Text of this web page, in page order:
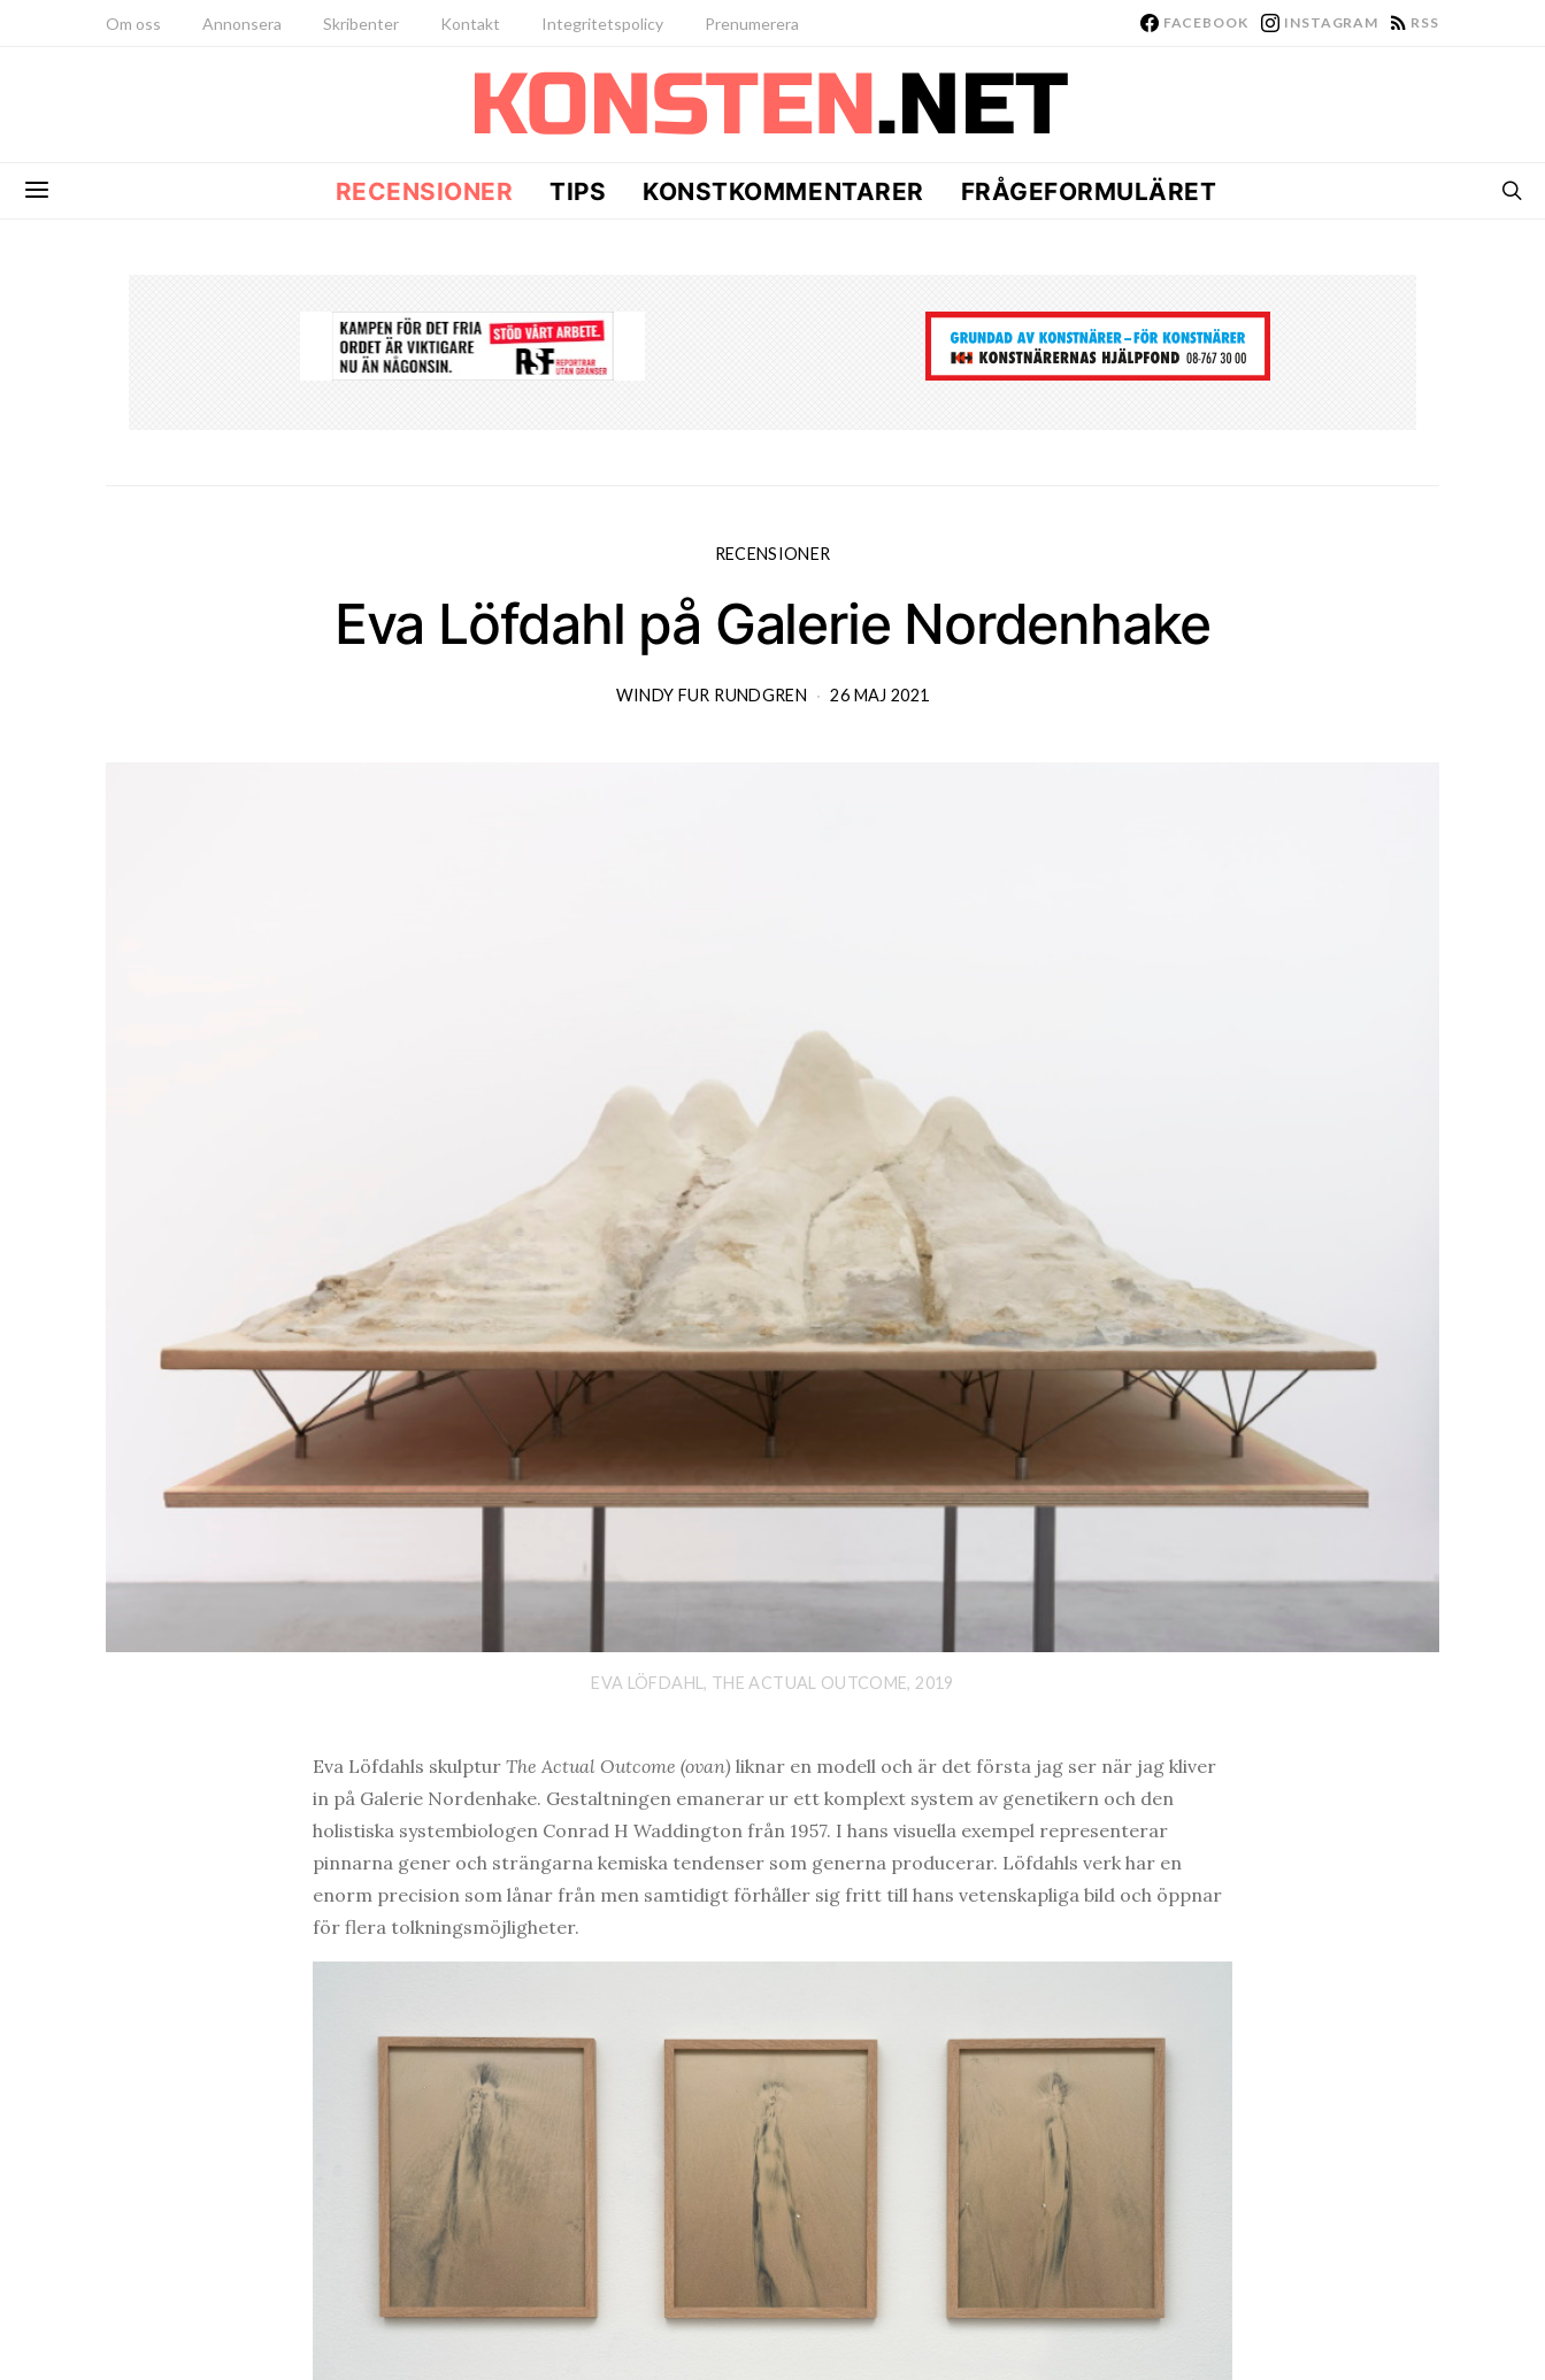
Om oss Annonsera Skribenter Kontakt Integritetspolicy Prenumerera FACEBOOK INSTAGRAM RSS
RECENSIONER TIPS KONSTKOMMENTARER FRÅGEFORMULÄRET
RECENSIONER
Eva Löfdahl på Galerie Nordenhake
WINDY FUR RUNDGREN 26 MAJ 2021
EVA LÖFDAHL, THE ACTUAL OUTCOME, 2019
Eva Löfdahls skulptur The Actual Outcome (ovan) liknar en modell och är det första jag ser när jag kliver
in på Galerie Nordenhake. Gestaltningen emanerar ur ett komplext system av genetikern och den
holistiska systembiologen Conrad H Waddington från 1957. I hans visuella exempel representerar
pinnarna gener och strängarna kemiska tendenser som generna producerar. Löfdahls verk har en
enorm precision som lånar från men samtidigt förhåller sig fritt till hans vetenskapliga bild och öppnar
för flera tolkningsmöjligheter.